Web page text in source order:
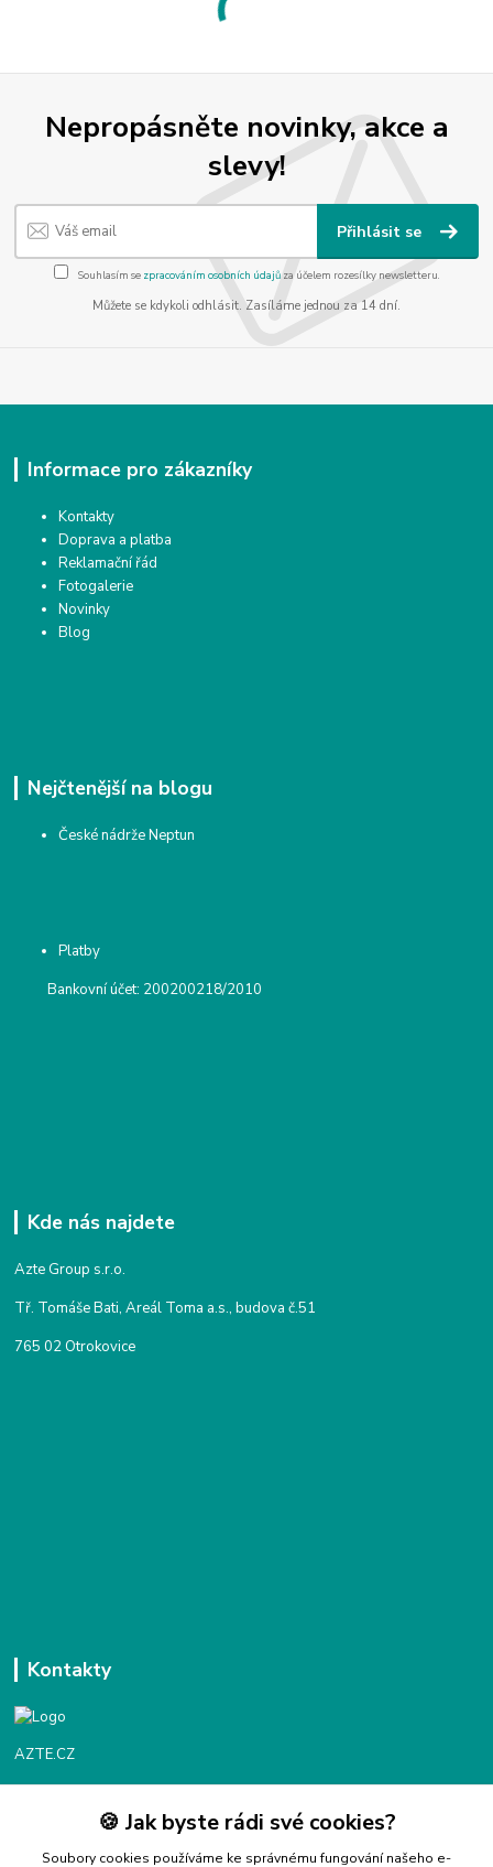
Nepropásněte novinky, akce a
slevy!
Přihlásit se
Souhlasím se zpracováním osobních údajůza účelem rozesílky newsletteru.
Můžete se kdykoli odhlásit. Zasíláme jednou za 14 dní.
Informace pro zákazníky
Kontakty
Doprava a platba
Reklamační řád
Fotogalerie
Novinky
Blog
Nejčtenější na blogu
České nádrže Neptun
Platby
Bankovní účet: 200200218/2010
Kde nás najdete
Azte Group s.r.o.
Tř. Tomáše Bati, Areál Toma a.s., budova č.51
765 02 Otrokovice
Kontakty
AZTE.CZ
Objednávky / fakturace
Po - Čt 9:00 - 16:00
🍪 Jak byste rádi své cookies?
Soubory cookies používáme ke správnému fungování našeho e-